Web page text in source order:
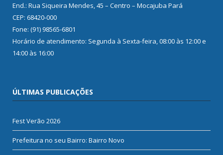
End.: Rua Siqueira Mendes, 45 – Centro – Mocajuba Pará
CEP: 68420-000
Fone: (91) 98565-6801
Horário de atendimento: Segunda à Sexta-feira, 08:00 às 12:00 e
14:00 às 16:00
ÚLTIMAS PUBLICAÇÕES
Fest Verão 2026
Prefeitura no seu Bairro: Bairro Novo